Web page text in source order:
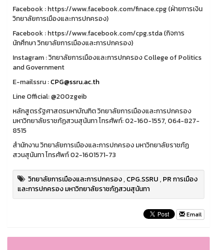
Facebook : https://www.facebook.com/finace.cpg (ฝ่ายการเงิน
วิทยาลัยการเมืองและการปกครอง)
Facebook : https://www.facebook.com/cpg.stda (กิจการ
นักศึกษา วิทยาลัยการเมืองและการปกครอง)
Instagram : วิทยาลัยการเมืองและการปกครอง College of Politics
and Government
E-mailssru :CPG@ssru.ac.th
Line Official: @200zgeib
หลักสูตรรัฐศาสตรมหาบัณฑิต วิทยาลัยการเมืองและการปกครอง
มหาวิทยาลัยราชภัฏสวนสุนันทา โทรศัพท์: 02-160-1557, 064-827-
8515
สำนักงาน วิทยาลัยการเมืองและการปกครอง มหาวิทยาลัยราชภัฏ
สวนสุนันทา โทรศัพท์ 02-1601571-73
วิทยาลัยการเมืองและการปกครอง,CPG.SSRU,PR การเมือง
และการปกครอง มหาวิทยาลัยราชภัฏสวนสุนันทา
Email